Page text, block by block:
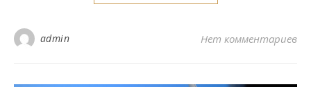
admin Нет комментариев